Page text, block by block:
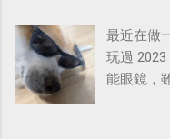
聽說他們
辦法從中
像去年就
位上級
豐先生為
座和平鐘
三峽五景
達鳶山彩
在這裡
舊、雜亂
長度約
走。 今天
飲，我
最近在做
玩過
能眼鏡，
興趣，